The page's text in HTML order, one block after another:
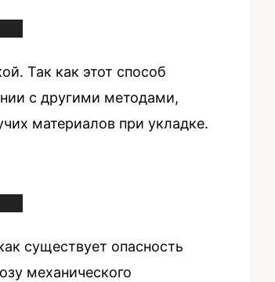
Так как этот способ
с другими методами,
материалов при укладке.
существует опасность
механического